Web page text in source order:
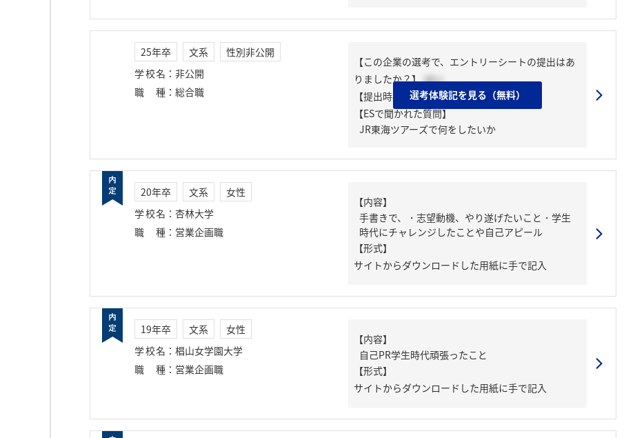
25年卒 文系
性別非公開
学校名 ： 非公開
職種 ： 総合職
【この企業の選考で、エントリーシートの提出はあ
りましたか？】 はい
【提出時期】 2024年01月上旬
【ESで聞かれた質問】
JR東海ツアーズで何をしたいか
選考体験記を見る（無料）
20年卒 文系
女性
学校名 ： 杏林大学
職種 ： 営業企画職
【内容】
手書きで、・志望動機、やり遂げたいこと・学生
時代にチャレンジしたことや自己アピール
【形式】
サイトからダウンロードした用紙に手で記入
19年卒 文系
女性
学校名 ： 椙山女学園大学
職種 ： 営業企画職
【内容】
自己PR学生時代頑張ったこと
【形式】
サイトからダウンロードした用紙に手で記入